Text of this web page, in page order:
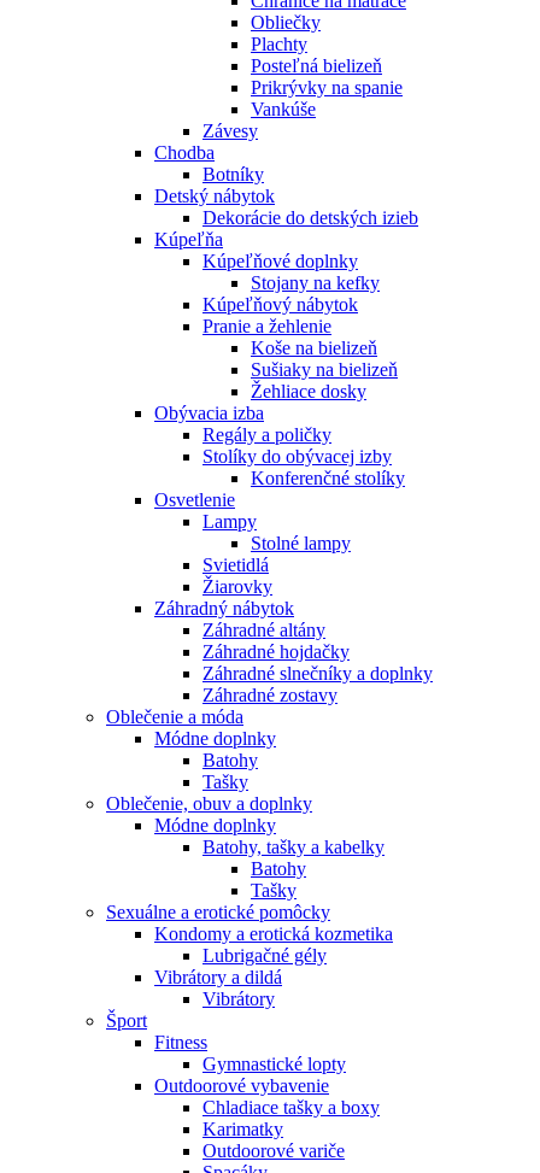
Obliečky
Plachty
Posteľná bielizeň
Prikrývky na spanie
Vankúše
Závesy
Chodba
Botníky
Detský nábytok
Dekorácie do detských izieb
Kúpeľňa
Kúpeľňové doplnky
Stojany na kefky
Kúpeľňový nábytok
Pranie a žehlenie
Koše na bielizeň
Sušiaky na bielizeň
Žehliace dosky
Obývacia izba
Regály a poličky
Stolíky do obývacej izby
Konferenčné stolíky
Osvetlenie
Lampy
Stolné lampy
Svietidlá
Žiarovky
Záhradný nábytok
Záhradné altány
Záhradné hojdačky
Záhradné slnečníky a doplnky
Záhradné zostavy
Oblečenie a móda
Módne doplnky
Batohy
Tašky
Oblečenie, obuv a doplnky
Módne doplnky
Batohy, tašky a kabelky
Batohy
Tašky
Sexuálne a erotické pomôcky
Kondomy a erotická kozmetika
Lubrigačné gély
Vibrátory a dildá
Vibrátory
Šport
Fitness
Gymnastické lopty
Outdoorové vybavenie
Chladiace tašky a boxy
Karimatky
Outdoorové variče